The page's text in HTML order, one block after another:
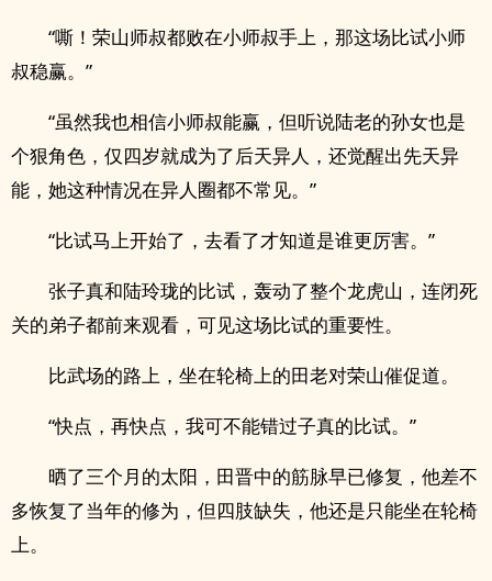
“嘶！荣山师叔都败在小师叔手上，那这场比试小师
叔稳赢。”
“虽然我也相信小师叔能赢，但听说陆老的孙女也是
个狠角色，仅四岁就成为了后天异人，还觉醒出先天异
能，她这种情况在异人圈都不常见。”
“比试马上开始了，去看了才知道是谁更厉害。”
张子真和陆玲珑的比试，轰动了整个龙虎山，连闭死
关的弟子都前来观看，可见这场比试的重要性。
比武场的路上，坐在轮椅上的田老对荣山催促道。
“快点，再快点，我可不能错过子真的比试。”
晒了三个月的太阳，田晋中的筋脉早已修复，他差不
多恢复了当年的修为，但四肢缺失，他还是只能坐在轮椅
上。